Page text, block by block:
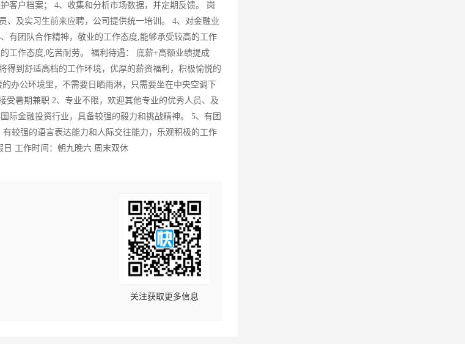
客户档案； 4、收集和分析市场数据，并定期反馈。 岗
、及实习生前来应聘，公司提供统一培训。 4、对金融业
有团队合作精神，敬业的工作态度,能够承受较高的工作
工作态度,吃苦耐劳。 福利待遇： 底薪+高额业绩提成
得到舒适高档的工作环境，优厚的薪资福利，积极愉悦的
办公环境里，不需要日晒雨淋，只需要坐在中央空调下
暑期兼职 2、专业不限，欢迎其他专业的优秀人员、及
际金融投资行业，具备较强的毅力和挑战精神。 5、有团
较强的语言表达能力和人际交往能力，乐观积极的工作
工作时间：朝九晚六 周末双休
关注获取更多信息